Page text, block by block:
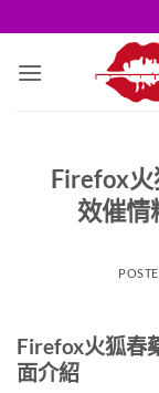
to
content
Firefox火
效催情
Firefox火狐春
面介紹